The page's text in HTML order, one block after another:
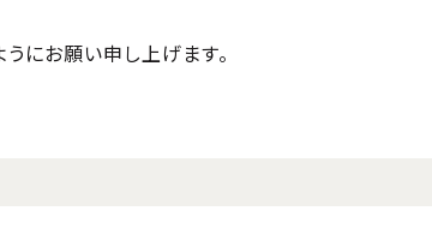
にお願い申し上げます。